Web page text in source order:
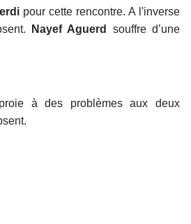
pour cette rencontre. A l'inverse
Nayef Aguerd
souffre d’une
à des problèmes aux deux